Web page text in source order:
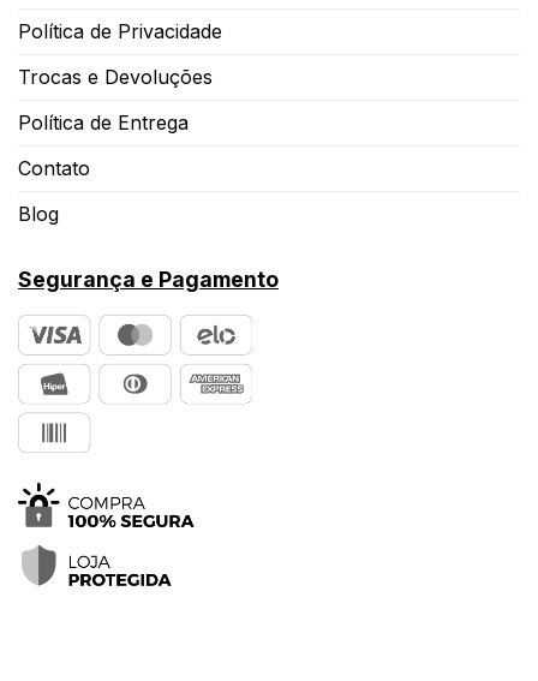
Política de Privacidade
Trocas e Devoluções
Política de Entrega
Contato
Blog
Segurança e Pagamento